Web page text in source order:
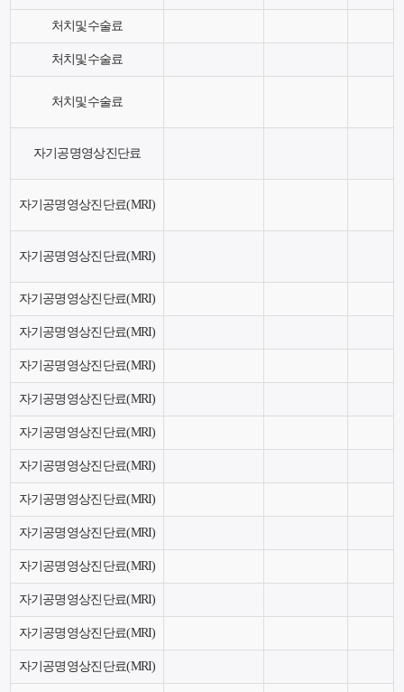
처치및수술료
처치및수술료
처치및수술료
자기공명영상진단료
자기공명영상진단료(MRI)
자기공명영상진단료(MRI)
자기공명영상진단료(MRI)
자기공명영상진단료(MRI)
자기공명영상진단료(MRI)
자기공명영상진단료(MRI)
자기공명영상진단료(MRI)
자기공명영상진단료(MRI)
자기공명영상진단료(MRI)
자기공명영상진단료(MRI)
자기공명영상진단료(MRI)
자기공명영상진단료(MRI)
자기공명영상진단료(MRI)
자기공명영상진단료(MRI)